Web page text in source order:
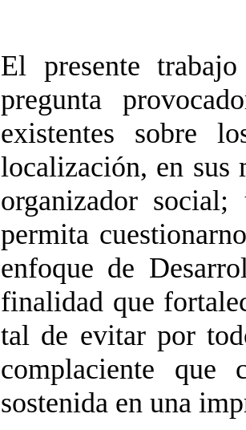
El presente
pregunta
existentes sobre
localización, en sus
organizador
permita
enfoque de
finalidad que
tal de evitar por
complaciente que
sostenida en una